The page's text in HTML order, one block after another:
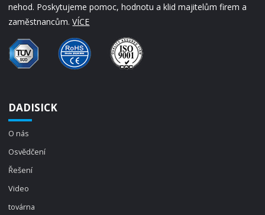
nehod. Poskytujeme pomoc, hodnotu a klid majitelům firem a
zaměstnancům.VÍCE
DADISICK
O nás
Osvědčení
Řešení
Video
továrna